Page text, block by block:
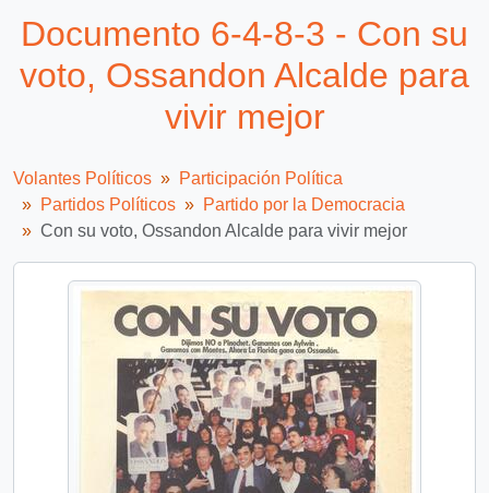
Documento 6-4-8-3 - Con su
voto, Ossandon Alcalde para
vivir mejor
Volantes Políticos
Participación Política
Partidos Políticos
Partido por la Democracia
Con su voto, Ossandon Alcalde para vivir mejor